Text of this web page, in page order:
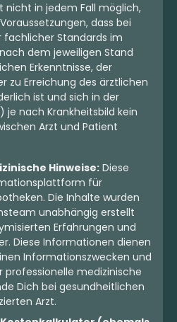
nicht in jedem Fall möglich,
dass bei
fachlicher Standards im
dem jeweiligen Stand
Erkenntnisse, der
zu Erreichung des ärztlichen
ist und sich in der
je nach Krankheitsbild kein
Arzt und Patient
Hinweise:Diese
für
Die Inhalte wurden
unabhängig erstellt
Erfahrungen und
Diese Informationen dienen
Informationszwecken und
professionelle medizinische
Dich bei gesundheitlichen
Arzt.